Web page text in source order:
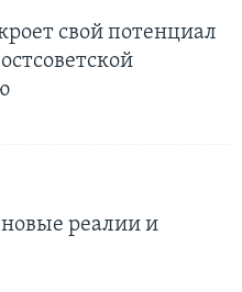
свой потенциал
реалии и